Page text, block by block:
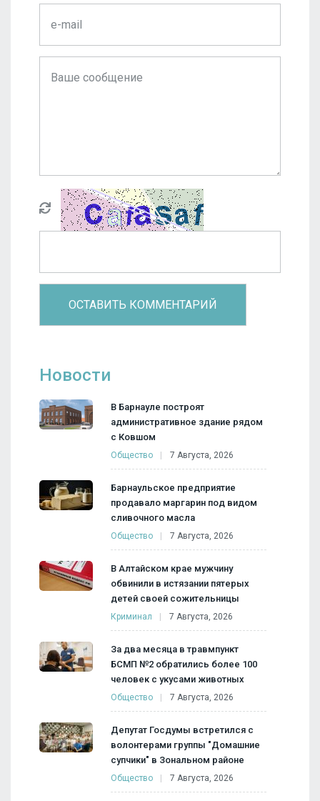
Новости
В Барнауле построят
административное здание рядом
с Ковшом
Общество 7 Августа, 2026
Барнаульское предприятие
продавало маргарин под видом
сливочного масла
Общество 7 Августа, 2026
В Алтайском крае мужчину
обвинили в истязании пятерых
детей своей сожительницы
Криминал 7 Августа, 2026
За два месяца в травмпункт
БСМП №2 обратились более 100
человек с укусами животных
Общество 7 Августа, 2026
Депутат Госдумы встретился с
волонтерами группы "Домашние
супчики" в Зональном районе
Общество 7 Августа, 2026